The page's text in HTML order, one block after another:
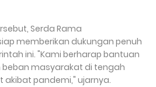
Serda Rama
memberikan dukungan penuh
ini. "Kami berharap bantuan
masyarakat di tengah
akibat pandemi," ujarnya.